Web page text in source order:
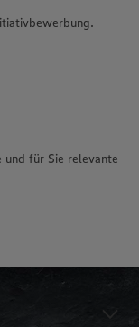
und für Sie relevante